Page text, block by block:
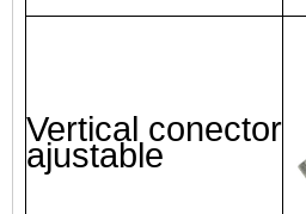
Vertical conector
ajustable